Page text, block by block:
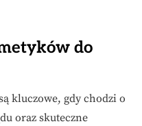
do
kluczowe, gdy chodzi o
oraz skuteczne